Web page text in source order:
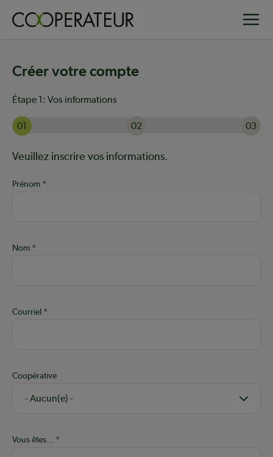
Créer votre compte
Étape 1: Vos informations
01 02
03
Aide :
Veuillez inscrire vos informations.
Prénom
Nom
Courriel
Coopérative
Vous êtes...